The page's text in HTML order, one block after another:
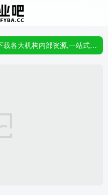
只要98元开通VIP会员，终身下载各大机构内部资源,一站式草根创业基地,最新最强网赚教程大全，小投入，大回报!